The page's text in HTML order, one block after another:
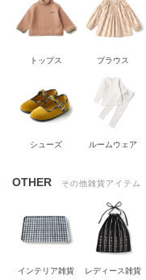
トップス ブラウス
シューズ ルームウェア
OTHER その他雑貨アイテム
インテリア雑貨 レディース雑貨